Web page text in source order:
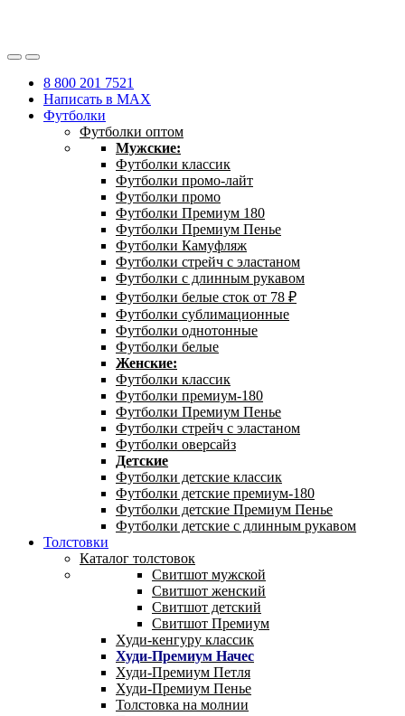
8 800 201 7521
Написать в MAX
Футболки
Футболки оптом
Мужские:
Футболки классик
Футболки промо-лайт
Футболки промо
Футболки Премиум 180
Футболки Премиум Пенье
Футболки Камуфляж
Футболки стрейч с эластаном
Футболки с длинным рукавом
Футболки белые сток от 78 ₽
Футболки сублимационные
Футболки однотонные
Футболки белые
Женские:
Футболки классик
Футболки премиум-180
Футболки Премиум Пенье
Футболки стрейч с эластаном
Футболки оверсайз
Детские
Футболки детские классик
Футболки детские премиум-180
Футболки детские Премиум Пенье
Футболки детские с длинным рукавом
Толстовки
Каталог толстовок
Свитшот мужской
Свитшот женский
Свитшот детский
Свитшот Премиум
Худи-кенгуру классик
Худи-Премиум Начес
Худи-Премиум Петля
Худи-Премиум Пенье
Толстовка на молнии